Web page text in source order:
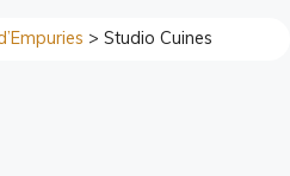
> Studio Cuines